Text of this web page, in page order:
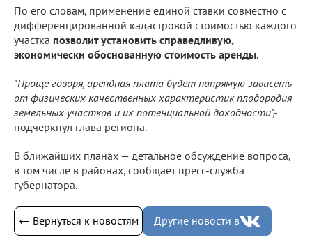
По его словам, применение единой ставки совместно с
дифференцированной кадастровой стоимостью каждого
участка позволит установить справедливую,
экономически обоснованную стоимость аренды.
"Проще говоря, арендная плата будет напрямую зависеть
от физических качественных характеристик плодородия
земельных участков и их потенциальной доходности",-
подчеркнул глава региона.
В ближайших планах — детальное обсуждение вопроса,
в том числе в районах, сообщает пресс-служба
губернатора.
← Вернуться к новостям Другие новости в